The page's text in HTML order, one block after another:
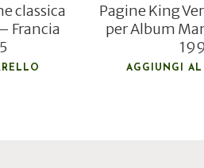
classica
Francia
Pagine King
per Album
AGGIUNGI AL